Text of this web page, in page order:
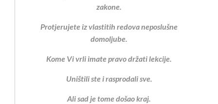
zakone.
Protjerujete iz vlastitih redova neposlušne
domoljube.
Kome Vi vrli imate pravo držati lekcije.
Uništili ste i rasprodali sve.
Ali sad je tome došao kraj.